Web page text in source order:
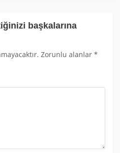
başkalarına
Zorunlu alanlar *